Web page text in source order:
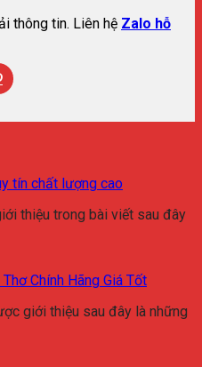
thông tin. Liên hệ Zalo hỗ
tín chất lượng cao
thiệu trong bài viết sau đây
Chính Hãng Giá Tốt
giới thiệu sau đây là những